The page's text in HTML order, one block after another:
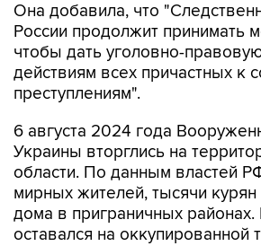
Она добавила, что
России продолжит принимать
чтобы дать уголовно-
действиям всех причастных к
преступлениям".
6 августа 2024 года
Украины вторглись на
области. По данным властей
мирных жителей, тысячи курян
дома в приграничных районах.
оставался на оккупированной